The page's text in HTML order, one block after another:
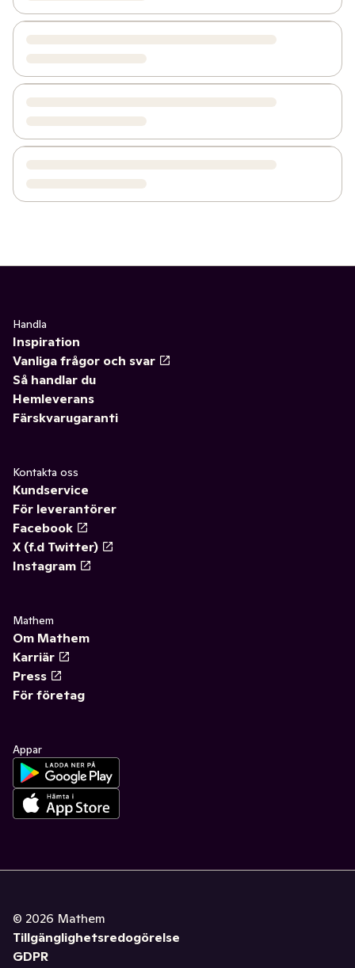
Handla
Inspiration
Vanliga frågor och svar
Så handlar du
Hemleverans
Färskvarugaranti
Kontakta oss
Kundservice
För leverantörer
Facebook
X (f.d Twitter)
Instagram
Mathem
Om Mathem
Karriär
Press
För företag
Appar
© 2026 Mathem
Tillgänglighetsredogörelse
GDPR